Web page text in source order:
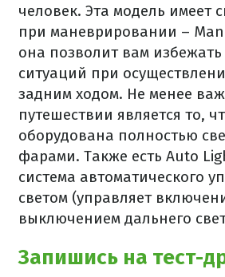
человек. Эта модель имеет
при маневрировании –
она позволит вам
ситуаций при
задним ходом. Не менее
путешествии является то,
оборудована полностью
фарами. Также есть Auto
система автоматического
светом (управляет
выключением дальнего
Запишись на тест-